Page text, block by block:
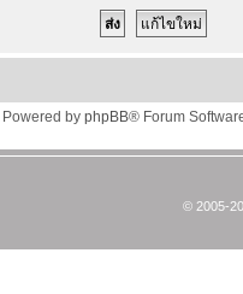
Powered by phpBB® Forum
© 2005-